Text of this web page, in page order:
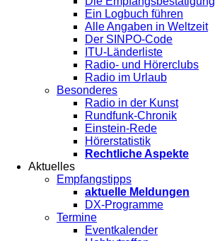
Ein Logbuch führen
Alle Angaben in Weltzeit
Der SINPO-Code
ITU-Länderliste
Radio- und Hörerclubs
Radio im Urlaub
Besonderes
Radio in der Kunst
Rundfunk-Chronik
Einstein-Rede
Hörerstatistik
Rechtliche Aspekte
Aktuelles
Empfangstipps
aktuelle Meldungen
DX-Programme
Termine
Eventkalender